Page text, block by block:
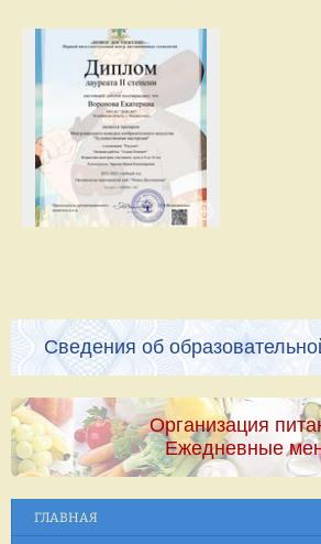
Сведения об
Организация
Ежедневные
ГЛАВНАЯ